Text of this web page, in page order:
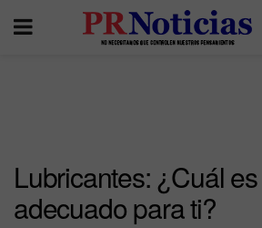
Lubricantes: ¿Cuál
adecuado para ti?